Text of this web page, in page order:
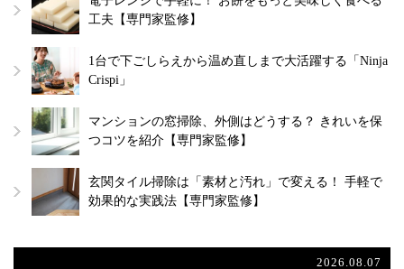
工夫【専門家監修】
1台で下ごしらえから温め直しまで大活躍する「Ninja
Crispi」
マンションの窓掃除、外側はどうする？ きれいを保
つコツを紹介【専門家監修】
玄関タイル掃除は「素材と汚れ」で変える！ 手軽で
効果的な実践法【専門家監修】
2026.08.07